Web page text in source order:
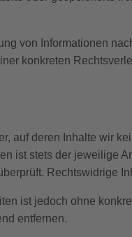
von Informationen
konkreten
auf deren Inhalte wir
ist stets der jeweilige
Rechtswidrige
ist jedoch ohne
entfernen.